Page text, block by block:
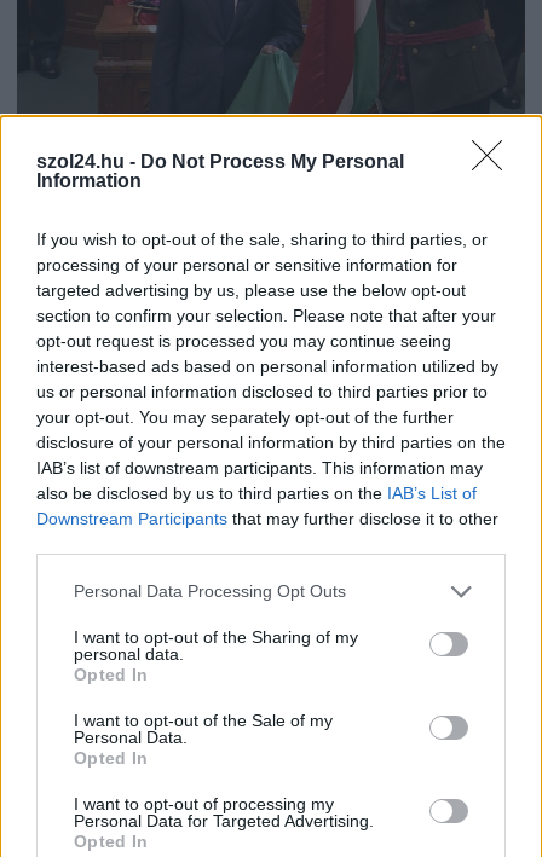
szol24.hu - Do Not Process My Personal
Information
If you wish to opt-out of the sale, sharing to third parties, or
processing of your personal or sensitive information for
targeted advertising by us, please use the below opt-out
section to confirm your selection. Please note that after your
opt-out request is processed you may continue seeing
interest-based ads based on personal information utilized by
us or personal information disclosed to third parties prior to
your opt-out. You may separately opt-out of the further
disclosure of your personal information by third parties on the
IAB’s list of downstream participants. This information may
also be disclosed by us to third parties on the IAB’s List of
Downstream Participants that may further disclose it to other
Please note that this website/app uses one or more Google
not limited to your visit or usage behaviour. You may click to
grant or deny consent to Google and its third-party tags to
use your data for below specified purposes in below Google
consent section.
Personal Data Processing Opt Outs
I want to opt-out of the Sharing of my
personal data.
Opted In
I want to opt-out of the Sale of my
Personal Data.
Opted In
I want to opt-out of processing my
Personal Data for Targeted Advertising.
Opted In
Rendszerváltás 2026 – megalakult az új
országgyűlés, máris megválasztották Magyar Péter
új miniszterelnököt
14:38 perctől új miniszterelnöke van Magyarországnak,
Magyar Péter. Az új országgyűlés máris elkezdte a munkát
Forsthoffer...
Választások
Rendszerváltás 2026 – elképesztő fölényben a
Tisza a friss mérés szerint, megvan a pontos